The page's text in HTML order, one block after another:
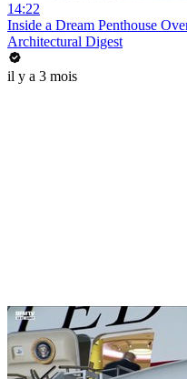
14:22
Inside a Dream Penthouse
Architectural Digest
il y a 3 mois